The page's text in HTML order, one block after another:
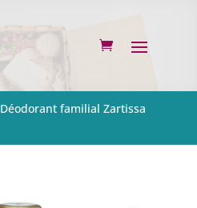
Déodorant familial Zartissa